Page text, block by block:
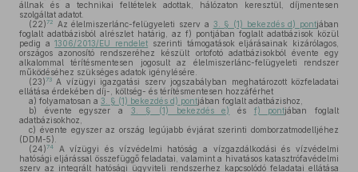
állnak és a technikai feltételek adottak, hálózaton keresztül, díjmentesen
szolgáltat adatot.
(22)72 Az élelmiszerlánc-felügyeleti szerv a 3. § (1) bekezdés d) pontjában
foglalt adatbázisból alrészlet határig, az f) pontjában foglalt adatbázisok közül
pedig a1306/2013/EU rendelet szerinti támogatások eljárásainak kizárólagos,
országos azonosító rendszeréhez készült ortofotó adatbázisokból évente egy
alkalommal térítésmentesen jogosult az élelmiszerlánc-felügyeleti rendszer
működéséhez szükséges adatok igénylésére.
(23)73 A vízügyi igazgatási szerv jogszabályban meghatározott közfeladatai
ellátása érdekében díj-, költség- és térítésmentesen hozzáférhet
a) folyamatosan a 3. § (1) bekezdés d) pontjában foglalt adatbázishoz,
b) évente egyszer a 3. § (1) bekezdés e) és f) pontjában foglalt
adatbázisokhoz,
c) évente egyszer az ország legújabb évjárat szerinti domborzatmodelljéhez
(DDM-5).
(24)74
A vízügyi és vízvédelmi hatóság a vízgazdálkodási és vízvédelmi
hatósági eljárással összefüggő feladatai, valamint a hivatásos katasztrófavédelmi
szerv az integrált hatósági ügyviteli rendszerhez kapcsolódó feladatai ellátása